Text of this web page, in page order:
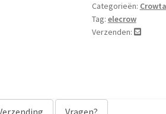
o
u
r
i
l
Categorieën:
Tag: elecrow
Verzenden:
Vragen?